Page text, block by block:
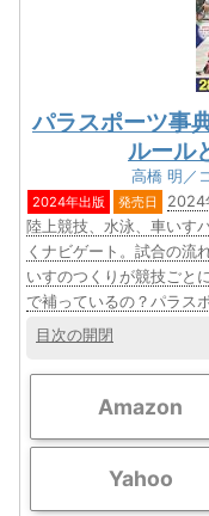
パラスポーツ事
ルール
高橋 明／
2024年出版 発売日
2024
陸上競技、水泳、車いす
くナビゲート。試合の流
いすのつくりが競技ごと
で補っているの？パラス
目次の開閉
Amazon
Yahoo